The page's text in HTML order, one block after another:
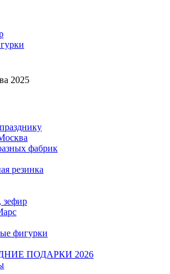
2025
фабрик
резинка
зефир
фигурки
ПОДАРКИ 2026